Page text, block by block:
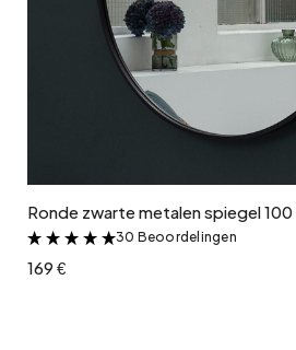
Ronde zwarte metalen spiegel
&
30 Beoordelingen
169 €